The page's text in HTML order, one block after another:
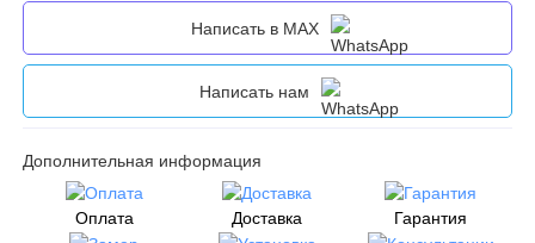
Написать в MAX
Написать нам
Дополнительная информация
Оплата Доставка Гарантия